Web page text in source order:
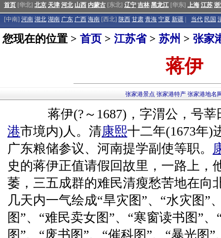
首页 [华北] 北京 天津 河北 山西 内蒙古 [东北] 辽宁 吉林 黑龙江 [华东] 上海 江苏
[中南] 河南 湖北 湖南 广东 广西 海南 [西北] 陕西 甘肃 青海 宁夏 新疆 当代 民国
您现在的位置 > 首页 > 江苏省> 苏州 > 张家
蒋伊
张家港景点 张家港特产 张家港地名
蒋伊(?～1687)，字渭公，号莘
港市境内)人。清康熙十二年(1673年)
广东粮储参议、河南提学副使等职。
史的蒋伊正值请假回故里，一路上，
萎，三五成群的难民清瘦愁苦地在向
几天内一气绘成“旱灾图”、“水灾图”
图”、“难民卖女图”、“寒窗读书图”
图”、“废书图”、“催科图”、“暴光图